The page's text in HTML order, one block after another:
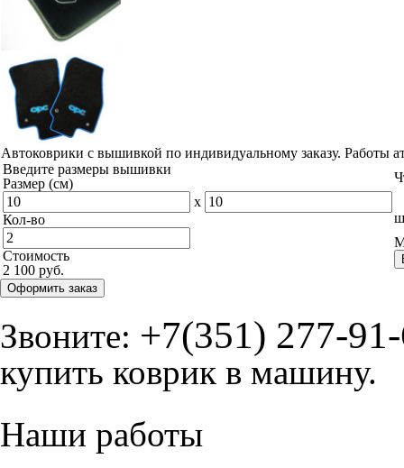
Автоковрики с вышивкой по индивидуальному заказу. Работы
Введите размеры вышивки
Размер (см)
x
Кол-во
Стоимость
2 100 руб.
Оформить заказ
Звоните: +7(351) 277-
купить коврик в машину.
Наши работы